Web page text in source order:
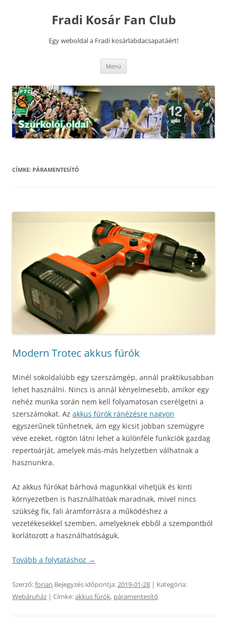
Fradi Kosár Fan Club
Egy weboldal a Fradi kosárlabdacsapatáért!
Menü
CÍMKE: PÁRAMENTESÍTŐ
Modern Trotec akkus fúrók
Minél sokoldalúbb egy szerszámgép, annál praktikusabban
lehet használni. Nincs is annál kényelmesebb, amikor egy
nehéz munka során nem kell folyamatosan cserélgetni a
szerszámokat. Az akkus fúrók ránézésre nagyon
egyszerűnek tűnhetnek, ám egy kicsit jobban szemügyre
véve ezeket, rögtön látni lehet a különféle funkciók gazdag
repertoárját, amelyek más-más helyzetben válhatnak a
hasznunkra.
Az akkus fúrókat bárhová magunkkal vihetjük és kinti
környezetben is használhatóak maradnak, mivel nincs
szükség fix, fali áramforrásra a működéshez a
vezetékesekkel szemben, amelyeknek ebből a szempontból
korlátozott a használhatóságuk.
Tovább a folytatáshoz →
Szerző:forian Bejegyzés időpontja:2019-01-28 | Kategória:
Webáruház | Címke:akkus fúrók, páramentesítő